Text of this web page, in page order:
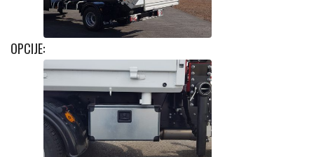
OPCIJE:
Kutija za alat (K)